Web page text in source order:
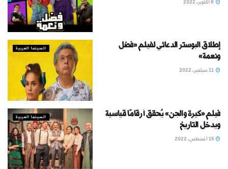
السينما العربية
إطلاق البوستر الدعائي لفيلم «فضل
ونعمة»
السينما العربية
فيلم «كيرة والجن» يُحقق أرقامًا قياسية
ويدخل التاريخ